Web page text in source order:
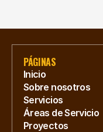
PÁGINAS
Inicio
Sobre nosotros
Servicios
Áreas de Servicio
Proyectos